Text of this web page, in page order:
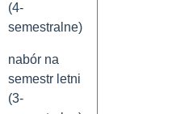
(4-
semestralne)
nabór na
semestr letni
(3-